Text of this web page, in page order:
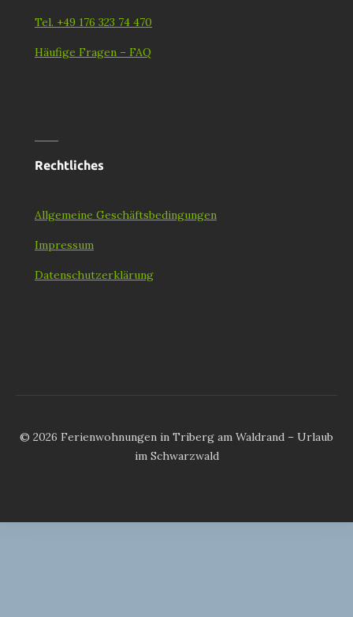
Tel. +49 176 323 74 470
Häufige Fragen – FAQ
Rechtliches
Allgemeine Geschäftsbedingungen
Impressum
Datenschutzerklärung
© 2026 Ferienwohnungen in Triberg am Waldrand – Urlaub
im Schwarzwald